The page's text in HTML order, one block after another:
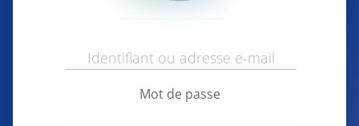
Mot de passe